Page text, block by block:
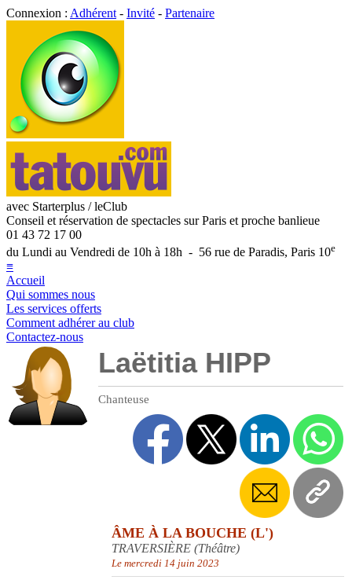
Connexion : Adhérent - Invité - Partenaire
avec Starterplus / leClub
Conseil et réservation de spectacles sur Paris et proche banlieue
01 43 72 17 00
du Lundi au Vendredi de 10h à 18h - 56 rue de Paradis, Paris 10e
≡
Accueil
Qui sommes nous
Les services offerts
Comment adhérer au club
Contactez-nous
Laëtitia HIPP
Chanteuse
ÂME À LA BOUCHE (L')
TRAVERSIÈRE (Théâtre)
Le mercredi 14 juin 2023